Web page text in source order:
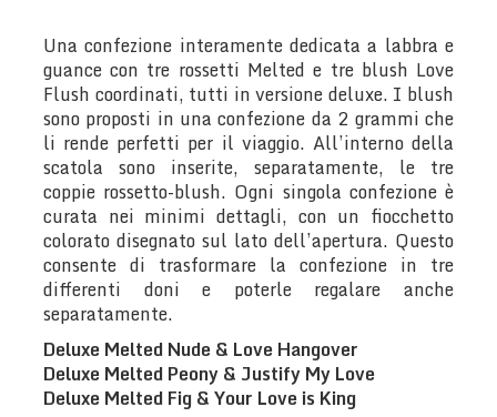
Una confezione interamente dedicata a labbra e
guance con tre rossetti Melted e tre blush Love
Flush coordinati, tutti in versione deluxe. I blush
sono proposti in una confezione da 2 grammi che
li rende perfetti per il viaggio. All’interno della
scatola sono inserite, separatamente, le tre
coppie rossetto-blush. Ogni singola confezione è
curata nei minimi dettagli, con un fiocchetto
colorato disegnato sul lato dell’apertura. Questo
consente di trasformare la confezione in tre
differenti doni e poterle regalare anche
separatamente.
Deluxe Melted Nude & Love Hangover
Deluxe Melted Peony & Justify My Love
Deluxe Melted Fig & Your Love is King